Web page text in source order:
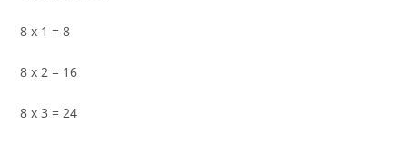
8 x 1 = 8
8 x 2 = 16
8 x 3 = 24